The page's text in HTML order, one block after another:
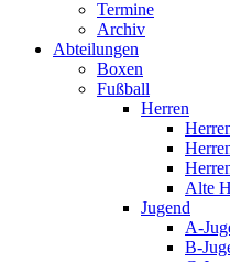
Termine
Archiv
Abteilungen
Boxen
Fußball
Herren
Alte
Jugend
A-
B-